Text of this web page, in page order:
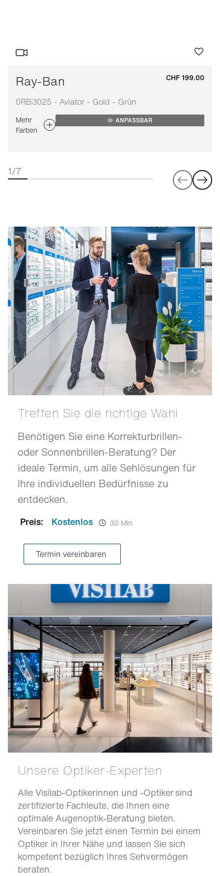
Ray-Ban
0RB3025 - Aviator - Gold - Grün
CHF 199.00
Mehr
Farben
ANPASSBAR
1/7
Treffen Sie die richtige Wahl
Benötigen Sie eine Korrekturbrillen-
oder Sonnenbrillen-Beratung? Der
ideale Termin, um alle Sehlösungen für
Ihre individuellen Bedürfnisse zu
entdecken.
Preis: Kostenlos 30 Min.
Termin vereinbaren
Unsere Optiker-Experten
Alle Visilab-Optikerinnen und -Optiker sind
zertifizierte Fachleute, die Ihnen eine
optimale Augenoptik-Beratung bieten.
Vereinbaren Sie jetzt einen Termin bei einem
Optiker in Ihrer Nähe und lassen Sie sich
kompetent bezüglich Ihres Sehvermögen
beraten.